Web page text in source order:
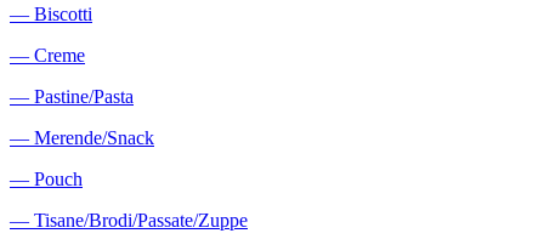
― Biscotti
― Creme
― Pastine/Pasta
― Merende/Snack
― Pouch
― Tisane/Brodi/Passate/Zuppe